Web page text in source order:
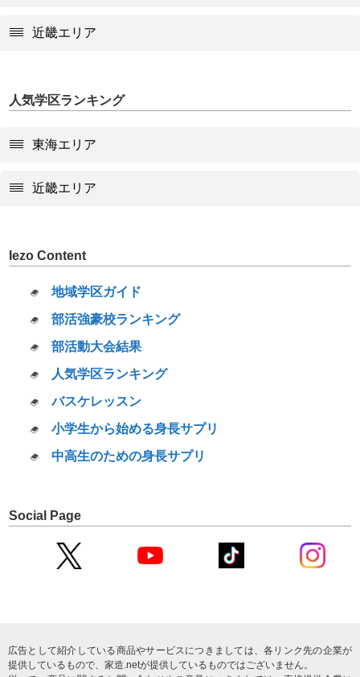
近畿エリア
人気学区ランキング
東海エリア
近畿エリア
Iezo Content
地域学区ガイド
部活強豪校ランキング
部活動大会結果
人気学区ランキング
バスケレッスン
小学生から始める身長サプリ
中高生のための身長サプリ
Social Page
広告として紹介している商品やサービスにつきましては、各リンク先の企業が
提供しているもので、家造.netが提供しているものではございません。